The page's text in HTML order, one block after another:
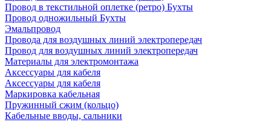
Провод в текстильной оплетке (ретро) Бухты
Провод одножильный Бухты
Эмальпровод
Провода для воздушных линий электропередач
Провод для воздушных линий электропередач
Материалы для электромонтажа
Аксессуары для кабеля
Аксессуары для кабеля
Маркировка кабельная
Пружинный сжим (кольцо)
Кабельные вводы, сальники